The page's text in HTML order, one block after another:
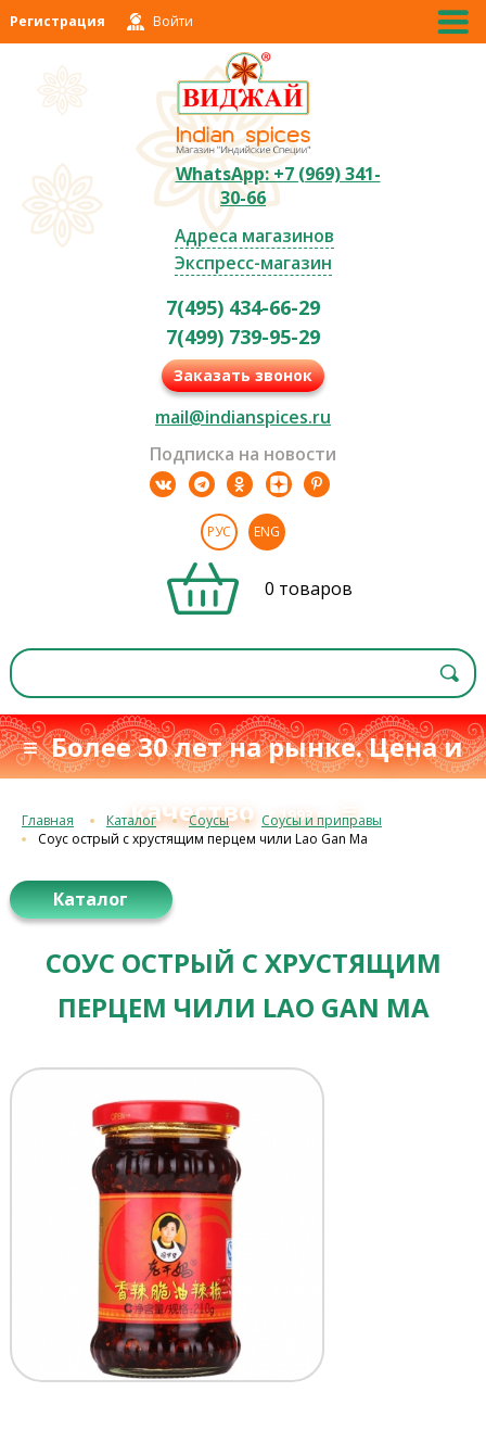
Регистрация Войти
WhatsApp: +7 (969) 341-
30-66
Адреса магазинов
Экспресс-магазин
7(495) 434-66-29
7(499) 739-95-29
Заказать звонок
mail@indianspices.ru
Подписка на новости
РУС ENG
0 товаров
≡ Более 30 лет на рынке. Цена и
качествос 1993 г.≡
Главная Каталог Соусы
Соусы и приправы
Соус острый с хрустящим перцем чили Lao Gan Ma
Каталог
СОУС ОСТРЫЙ С ХРУСТЯЩИМ
ПЕРЦЕМ ЧИЛИ LAO GAN MA